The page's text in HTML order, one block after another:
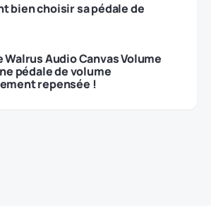
bien choisir sa pédale de
Walrus Audio Canvas Volume
pédale de volume
repensée !